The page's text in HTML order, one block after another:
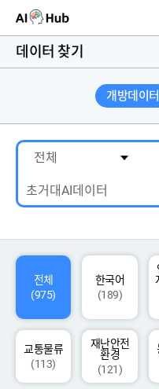
AI-Hub
AI 데이터찾기
AI 허브소개
AI 개발지원
고객지원
데이터 찾기
개방데이터
전체
(975)
한국어
(189)
교통물류
(113)
재난안전
환경
(121)